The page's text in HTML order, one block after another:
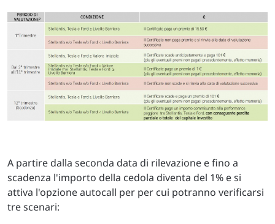
A partire dalla seconda data di rilevazione e fino a
scadenza l'importo della cedola diventa del 1% e si
attiva l'opzione autocall per per cui potranno verificarsi
tre scenari: